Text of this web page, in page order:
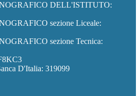
DELL'ISTITUTO:
sezione Liceale:
sezione Tecnica:
D'Italia: 319099